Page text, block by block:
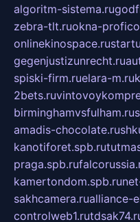
algoritm-sistema.ru
zebra-tlt.ruokna-
onlinekinospace.ru
gegenjustizunrecht.ru
spiski-firm.ruelara-m.ru
2bets.ru
birminghamvsfulham.ru
amadis-chocolate.ru
kanotiforet.spb.ru
praga.spb.ru
kamertondom.spb.ru
sakhcamera.rualliance-
controlweb1.ru